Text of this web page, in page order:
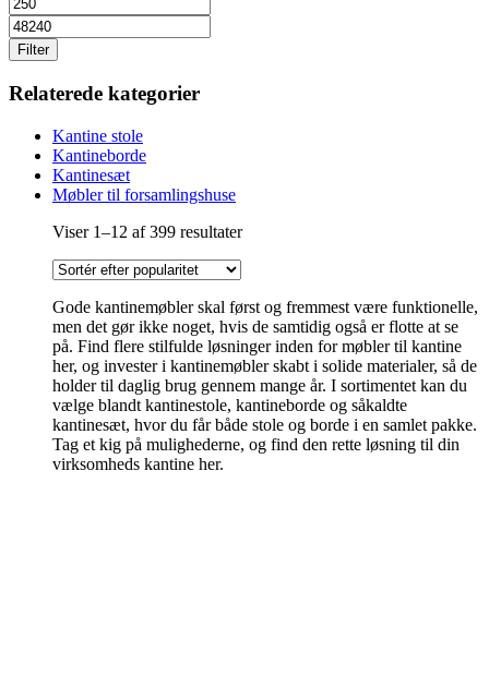
Filter
Relaterede kategorier
Kantine stole
Kantineborde
Kantinesæt
Møbler til forsamlingshuse
Viser 1–12 af 399 resultaterSorteret
Gode kantinemøbler skal først og fremmest være funktionelle,
men det gør ikke noget, hvis de samtidig også er flotte at se
på. Find flere stilfulde løsninger inden for møbler til kantine
her, og invester i kantinemøbler skabt i solide materialer, så de
holder til daglig brug gennem mange år. I sortimentet kan du
vælge blandt kantinestole, kantineborde og såkaldte
kantinesæt, hvor du får både stole og borde i en samlet pakke.
Tag et kig på mulighederne, og find den rette løsning til din
virksomheds kantine her.